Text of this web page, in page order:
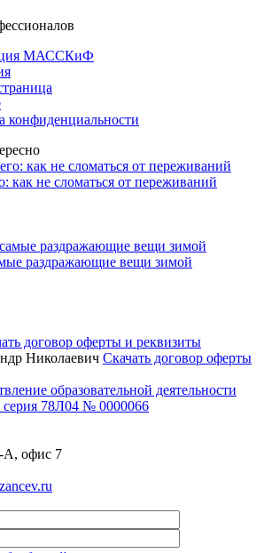
МАССКиФ
конфиденциальности
не сломаться от переживаний
раздражающие вещи зимой
договор оферты и реквизиты
Николаевич Скачать договор оферты
образовательной деятельности
78Л04 № 0000066
А, офис 7